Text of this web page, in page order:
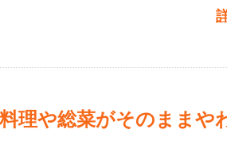
理や総菜がそのままや